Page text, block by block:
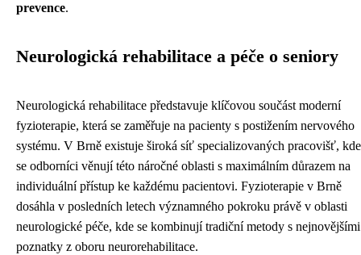
prevence.
Neurologická rehabilitace a péče o seniory
Neurologická rehabilitace představuje klíčovou součást moderní
fyzioterapie, která se zaměřuje na pacienty s postižením nervového
systému. V Brně existuje široká síť specializovaných pracovišť, kde
se odborníci věnují této náročné oblasti s maximálním důrazem na
individuální přístup ke každému pacientovi. Fyzioterapie v Brně
dosáhla v posledních letech významného pokroku právě v oblasti
neurologické péče, kde se kombinují tradiční metody s nejnovějšími
poznatky z oboru neurorehabilitace.